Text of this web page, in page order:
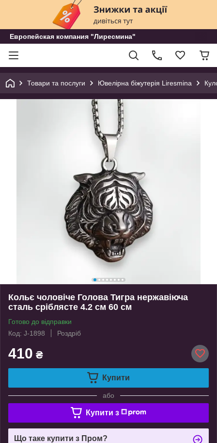
Европейская компания "Лиресмина"
Товари та послуги Ювелірна біжутерія Liresmina
Кольє чоловіче Голова Тигра нержавіюча
сталь сріблясте 4.2 см 60 см
Готово до відправки
Код: J-1898
Роздріб
410 ₴
Купити
або
Купити з
Що таке купити з Пром?